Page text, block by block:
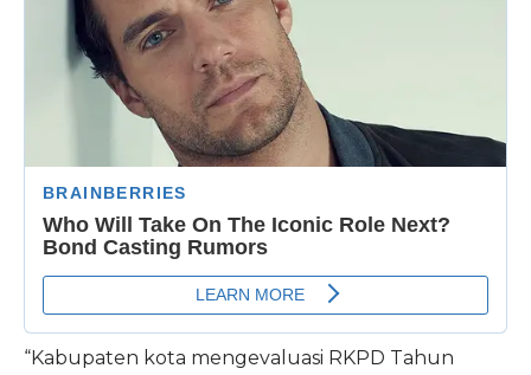
“Kabupaten kota mengevaluasi RKPD Tahun